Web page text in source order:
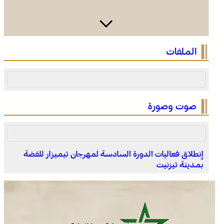
الصحراء المغربية .. كولومبيا تعلن تغييرا في موقفها وتعترف
بسيادة المغرب على صحرائه
بولمان تفتتح الدورة الثانية لمهرجان الزعفران والنباتات الطبية
الملفات
صوت وصورة
إنطلاق فعاليات الدورة السادسة لمهرجان تيميزار للفضة
بمدينة تيزنيت